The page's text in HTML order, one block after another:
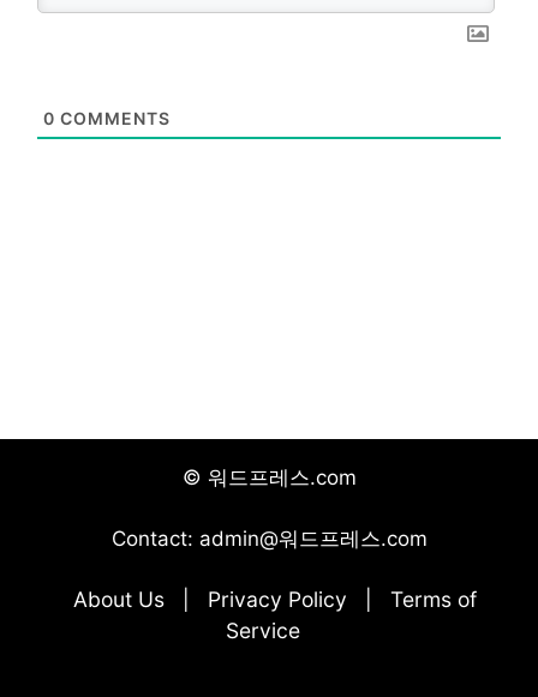
0 COMMENTS
© 워드프레스.com
Contact: admin@워드프레스.com
About Us Privacy Policy
Terms of
Service